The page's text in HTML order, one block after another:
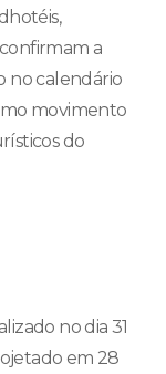
a
no calendário
movimento
do
no dia 31
em 28